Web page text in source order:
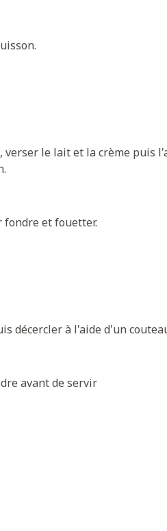
verser le lait et la crème puis
fondre et fouetter.
décercler à l'aide d'un
avant de servir